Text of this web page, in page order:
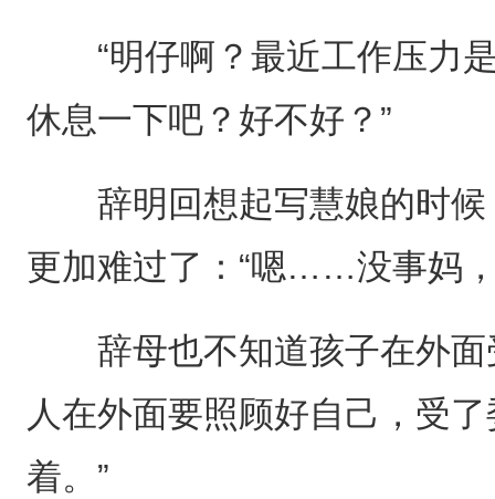
“明仔啊？最近工作压力是
休息一下吧？好不好？”
辞明回想起写慧娘的时候
更加难过了：“嗯……没事妈
辞母也不知道孩子在外面
人在外面要照顾好自己，受
着。”